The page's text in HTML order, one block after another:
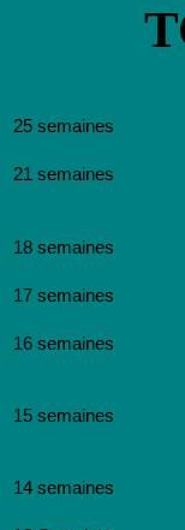
25 semaines
21 semaines
18 semaines
17 semaines
16 semaines
15 semaines
14 semaines